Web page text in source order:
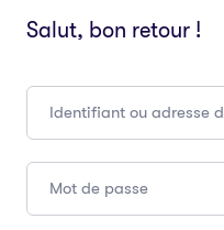
Salut, bon retour !